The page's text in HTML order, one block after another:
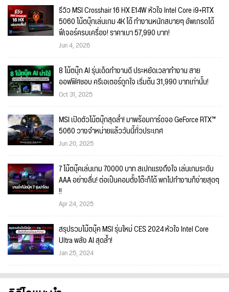
รีวิว MSI Crosshair 16 HX E14W หัวใจ Intel Core i9+RTX
5060 โน้ตบุ๊กเล่นเกม 4K ได้ ทำงานหนักสบายๆ อัพเกรดได้
ฟีเจอร์ครบเครื่อง! ราคาเบา 57,990 บาท!
Jun 4, 2026
8 โน้ตบุ๊ก AI รุ่นเด็ดทำงานดี ประหยัดเวลาทำงาน สาย
ออฟฟิศชอบ ครีเอเตอร์ถูกใจ เริ่มต้น 31,990 บาทเท่านั้น!
Oct 31, 2025
MSI เปิดตัวโน้ตบุ๊กสุดล้ำ! มาพร้อมการ์ดจอ GeForce RTX™
5060 วางจำหน่ายแล้ววันนี้ทั่วประเทศ
Jun 20, 2025
7 โน๊ตบุ๊คเล่นเกม 70000 บาท สเปกแรงถึงใจ เล่นเกมระดับ
AAA อย่างลื่น! ต่อเป็นคอมตั้งโต๊ะก็ได้ พกไปทำงานก็ง่ายสุดๆ
!!
Apr 24, 2025
สรุปรวมโน๊ตบุ๊ค MSI รุ่นใหม่ CES 2024 หัวใจ Intel Core
Ultra พลัง AI สุดล้ำ!
Jan 25, 2024